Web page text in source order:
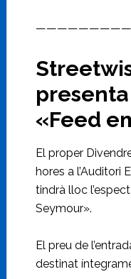
«Feed
El proper
hores a l’Auditori
tindrà lloc
Seymour».
El preu de
destinat